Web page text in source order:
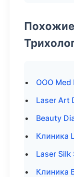
ООО Med
Laser Art
Beauty
Клиника
Laser
Клиника